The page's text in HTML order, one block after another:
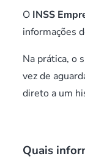
O INSS
informações
Na prática, o
vez de
direto a um
Quais